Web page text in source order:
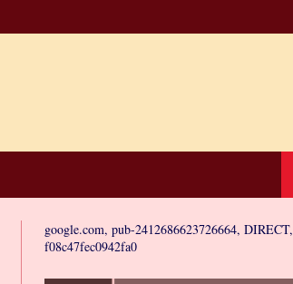
google.com, pub-2412686623726664, DIRECT,
f08c47fec0942fa0